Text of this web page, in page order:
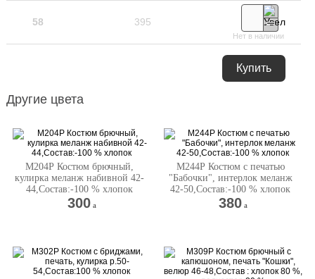
58 395
Нет в наличии
Купить
Другие цвета
М204Р Костюм брючный,
кулирка меланж набивной 42-
44,Состав:-100 % хлопок
300 a
М244Р Костюм с печатью
"Бабочки", интерлок меланж
42-50,Состав:-100 % хлопок
380 a